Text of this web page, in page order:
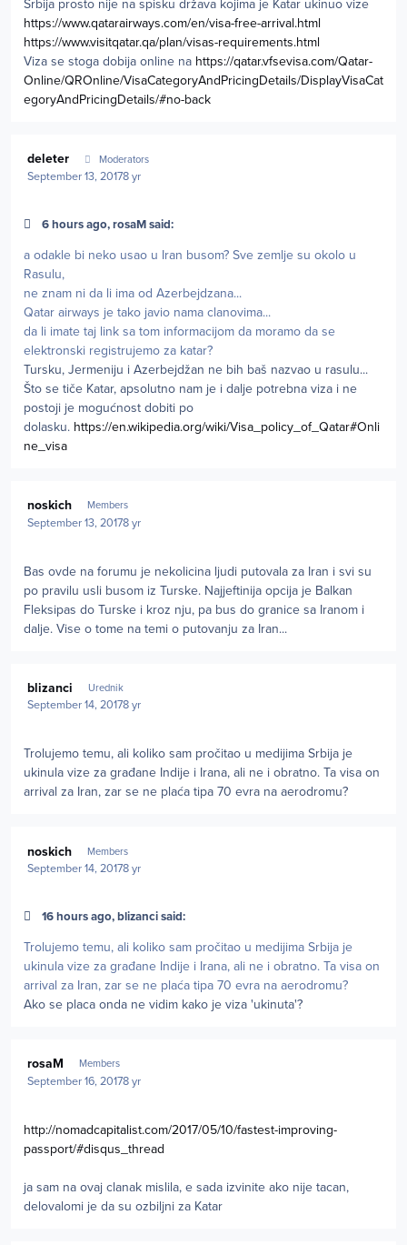
Srbija prosto nije na spisku država kojima je Katar ukinuo vize
https://www.qatarairways.com/en/visa-free-arrival.html
https://www.visitqatar.qa/plan/visas-requirements.html
Viza se stoga dobija online na https://qatar.vfsevisa.com/Qatar-
Online/QROnline/VisaCategoryAndPricingDetails/DisplayVisaCat
egoryAndPricingDetails/#no-back
deleter Moderators
September 13, 20178 yr
6 hours ago, rosaM said:
a odakle bi neko usao u Iran busom? Sve zemlje su okolo u
Rasulu,
ne znam ni da li ima od Azerbejdzana...
Qatar airways je tako javio nama clanovima...
da li imate taj link sa tom informacijom da moramo da se
elektronski registrujemo za katar?
Tursku, Jermeniju i Azerbejdžan ne bih baš nazvao u rasulu...
Što se tiče Katar, apsolutno nam je i dalje potrebna viza i ne
postoji je mogućnost dobiti po
dolasku. https://en.wikipedia.org/wiki/Visa_policy_of_Qatar#Onli
ne_visa
noskich Members
September 13, 20178 yr
Bas ovde na forumu je nekolicina ljudi putovala za Iran i svi su
po pravilu usli busom iz Turske. Najjeftinija opcija je Balkan
Fleksipas do Turske i kroz nju, pa bus do granice sa Iranom i
dalje. Vise o tome na temi o putovanju za Iran...
blizanci Urednik
September 14, 20178 yr
Trolujemo temu, ali koliko sam pročitao u medijima Srbija je
ukinula vize za građane Indije i Irana, ali ne i obratno. Ta visa on
arrival za Iran, zar se ne plaća tipa 70 evra na aerodromu?
noskich Members
September 14, 20178 yr
16 hours ago, blizanci said:
Trolujemo temu, ali koliko sam pročitao u medijima Srbija je
ukinula vize za građane Indije i Irana, ali ne i obratno. Ta visa on
arrival za Iran, zar se ne plaća tipa 70 evra na aerodromu?
Ako se placa onda ne vidim kako je viza 'ukinuta'?
rosaM Members
September 16, 20178 yr
http://nomadcapitalist.com/2017/05/10/fastest-improving-
passport/#disqus_thread
ja sam na ovaj clanak mislila, e sada izvinite ako nije tacan,
delovalomi je da su ozbiljni za Katar